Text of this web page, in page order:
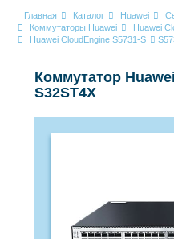
Главная Каталог Huawei
Коммутаторы Huawei
Huawei
Huawei CloudEngine S5731-S
Коммутатор
S32ST4X